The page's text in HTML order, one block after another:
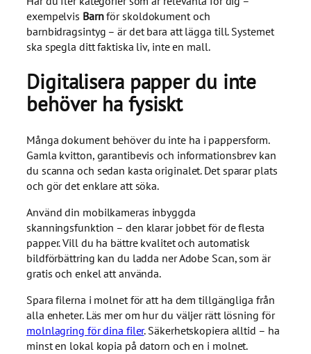
exempelvis Barnför skoldokument och
barnbidragsintyg – är det bara att lägga till. Systemet
ska spegla ditt faktiska liv, inte en mall.
Digitalisera papper du inte
behöver ha fysiskt
Många dokument behöver du inte ha i pappersform.
Gamla kvitton, garantibevis och informationsbrev kan
du scanna och sedan kasta originalet. Det sparar plats
och gör det enklare att söka.
Använd din mobilkameras inbyggda
skanningsfunktion – den klarar jobbet för de flesta
papper. Vill du ha bättre kvalitet och automatisk
bildförbättring kan du ladda ner Adobe Scan, som är
gratis och enkel att använda.
Spara filerna i molnet för att ha dem tillgängliga från
alla enheter. Läs mer om hur du väljer rätt lösning för
molnlagring för dina filer. Säkerhetskopiera alltid – ha
minst en lokal kopia på datorn och en i molnet.